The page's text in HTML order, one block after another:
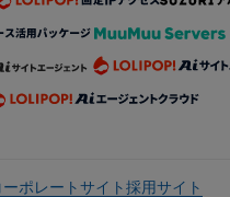
ーポレートサイト採用サイト